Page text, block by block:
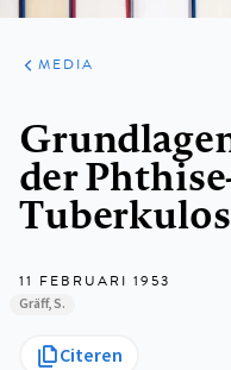
ARTIKELEN
VARIA
MEDIA
der
11 FEBRUARI 1953
Gräff, S.
Citeren